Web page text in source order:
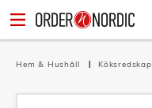
Hem & Hushåll Köksredskap